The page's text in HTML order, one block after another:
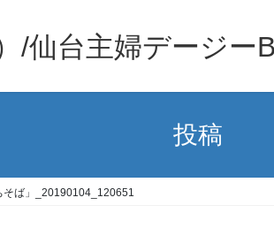
/仙台主婦デージー
投稿
そば」_20190104_120651